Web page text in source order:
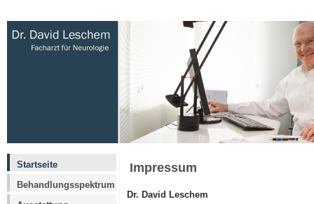
Startseite
Behandlungs­spektrum
Impressum
Dr. David Leschem